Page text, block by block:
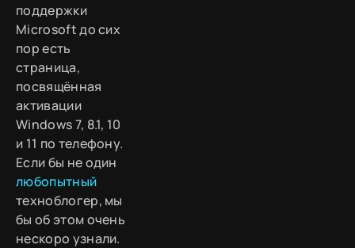
поддержки
Microsoft до сих
пор есть
страница,
посвящённая
активации
Windows 7, 8.1, 10
и 11 по телефону.
Если бы не один
любопытный
техноблогер, мы
бы об этом очень
нескоро узнали.